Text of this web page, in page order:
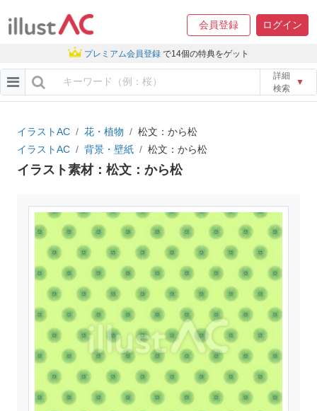
会員登録 ログイン
プレミアム会員登録 で14個の特典をゲット
詳細
検索
▼
イラストAC 花・植物
松文：から松
イラストAC
背景・壁紙 松文：から松
イラスト素材：松文：から松